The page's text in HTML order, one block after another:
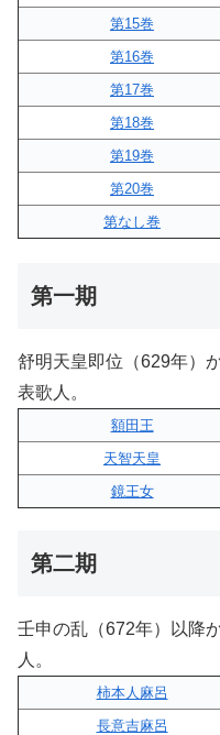
第15巻
第16巻
第17巻
第18巻
第19巻
第20巻
第なし巻
第一期
舒明天皇即位（629年）
表歌人。
額田王
天智天皇
鏡王女
第二期
壬申の乱（672年）以降
人。
柿本人麻呂
長意吉麻呂